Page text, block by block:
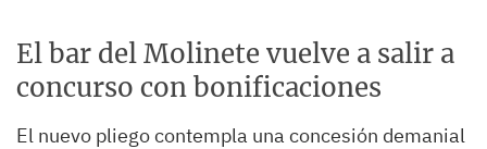
El bar del Molinete vuelve a salir a
concurso con bonificaciones
El nuevo pliego contempla una concesión demanial